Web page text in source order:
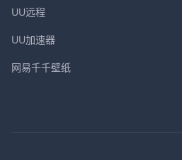
UU远程
UU加速器
网易千千壁纸